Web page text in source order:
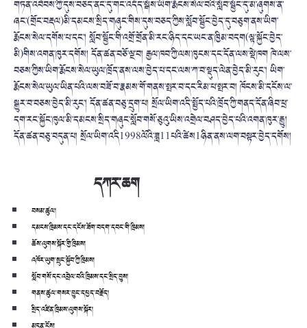
གཏན་འབེབས་ཀྱི་དུས་བཅད་ནང་དུ་གང་འདོད་སྒོས་ཡིག་རྨོངས་སེལ་བའི་སློབ་སྦྱོང་དུ་མ་ཞུགས་ན་
ཞང་(གྲོང་བརྡལ)མི་དམངས་སྲིད་གཞུང་གིས་དུས་བཅད་ཀྱིས་སློབ་སྦྱོང་བྱེད་དུ་བཅུག་ནས་ཡིག་
རྨོངས་སེལ་དགོས་པ་དང་། སློབ་སྦྱོང་གི་འགྲོ་གྲོན་མི་རང་ཉིད་དང་ཡང་ན་ཁྱིམ་བདག(ལྟ་སྐྱོང་བྱེད་
མི)གིས་འགན་ཁུར་དགོས། དོན་ཚན་བཅོ་ལྔ་བ། རྒྱལ་ཁབ་ཀྱི་ལས་ཁུངས་དང་དོན་ལས་སྡེ་ཁག ཁེ་ལས་
བཅས་ཀྱིས་ཡིག་རྨོངས་སེལ་ཡུལ་ཁྲོད་ནས་ལས་བྱེད་པ་དང་ལས་ཀ་བ་སྡུད་ལེན་བྱེད་མི་རུང་། ཡིག་
རྨོངས་སེལ་ཡུལ་ཡིན་པའི་ལས་བཟོ་བ་རྣམས་གོ་གནས་སྤར་བ་དང་རིམ་པ་སྤར་བ། ཁོངས་མི་དངོས་ལ་
སྒྱུར་བ་བཅས་བྱེད་མི་རུང་། དོན་ཚན་བཅུ་དྲུག་པ། སྲོལ་ཡིག་འདི་སྤྱོད་པའི་ཁྲོད་ཀྱི་གནད་དོན་ཞིབ་ཕྲ་
དག་རང་སྐྱོང་ཁུལ་མི་དམངས་སྲིད་གཞུང་སློབ་གསོ་ཅུའུ་ཡིས་འགྲེལ་བཤད་བྱེད་པའི་འགན་ཁུར་རྒྱུ།
དོན་ཚན་བཅུ་བདུན་པ། སྲོལ་ཡིག་འདི1998ལོའི་ཟླ11པའི་ཚེས1ཉིན་ནས་ལག་བསྟར་བྱེད་དགོས།
དཀར་ཆག
བསམ་ཚུལ།
དམངས་ཁྲིམས་དང་དངོས་ཟོག་བདག་དབང་གི་ཁྲིམས།
ཆོས་ལུགས་སྐོར་གྱི་ཁྲིམས།
འཁོར་ཡུག་སྲུང་སྐྱོབ་ཀྱི་ཁྲིམས།
སློབ་གསོ་དང་འབྲེལ་བའི་ཁྲིམས་དང་སྲིད་བྱུས།
གནས་ཚུལ་གསར་བྱུང་དཔྱད་བརྗོད།
སྲིད་འཛིན་ཁྲིམས་ལུགས་སྐོར།